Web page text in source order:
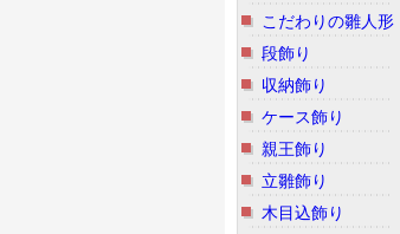
こだわりの雛人形
段飾り
収納飾り
ケース飾り
親王飾り
立雛飾り
木目込飾り